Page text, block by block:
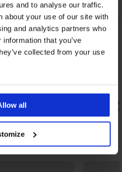
and to analyse our traffic.
about your use of our site with
and analytics partners who
that you’ve
collected from your use
all
2er-PACK
stärkere und sehr
24,59 €40,99 €
ähnliche Stücke